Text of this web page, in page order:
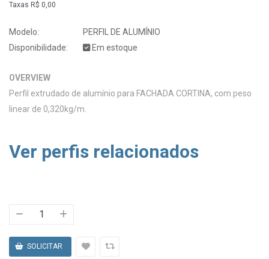
Taxas R$ 0,00
Modelo:
PERFIL DE ALUMÍNIO
Disponibilidade:
Em estoque
OVERVIEW
Perfil extrudado de alumínio para FACHADA CORTINA, com peso
linear de 0,320kg/m.
Ver perfis relacionados